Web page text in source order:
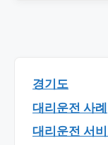
경기도
대리운전 사례
대리운전 서